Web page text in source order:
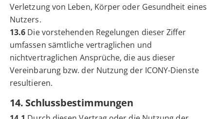
Verletzung von Leben, Körper oder Gesundheit eines
Nutzers.
13.6 Die vorstehenden Regelungen dieser Ziffer
umfassen sämtliche vertraglichen und
nichtvertraglichen Ansprüche, die aus dieser
Vereinbarung bzw. der Nutzung der ICONY-Dienste
resultieren.
14. Schlussbestimmungen